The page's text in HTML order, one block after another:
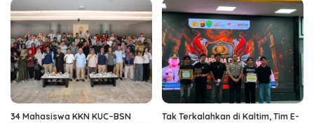
34 Mahasiswa KKN KUC–BSN
Tak Terkalahkan di Kaltim, Tim E-